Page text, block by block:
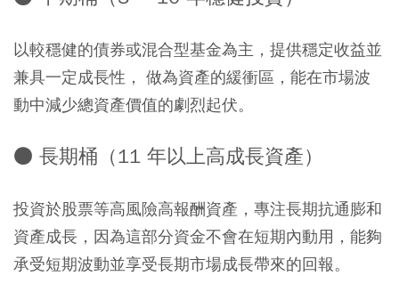
以較穩健的債券或混合型基金為主，提供穩定收益並
兼具一定成長性， 做為資產的緩衝區，能在市場波
動中減少總資產價值的劇烈起伏。
● 長期桶（11 年以上高成長資產）
投資於股票等高風險高報酬資產，專注長期抗通膨和
資產成長，因為這部分資金不會在短期內動用，能夠
承受短期波動並享受長期市場成長帶來的回報。